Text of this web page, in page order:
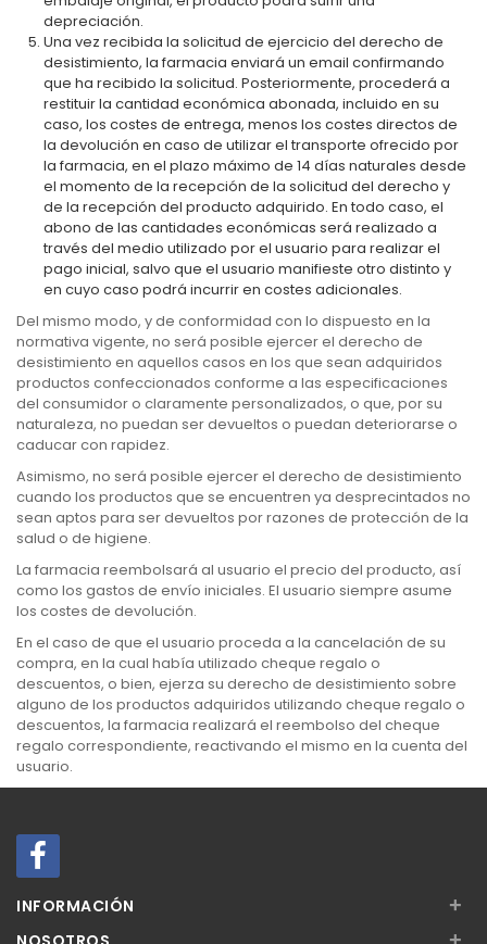
depreciación.
Una vez recibida la solicitud de ejercicio del derecho de
desistimiento, la farmacia enviará un email confirmando
que ha recibido la solicitud. Posteriormente, procederá a
restituir la cantidad económica abonada, incluido en su
caso, los costes de entrega, menos los costes directos de
la devolución en caso de utilizar el transporte ofrecido por
la farmacia, en el plazo máximo de 14 días naturales desde
el momento de la recepción de la solicitud del derecho y
de la recepción del producto adquirido. En todo caso, el
abono de las cantidades económicas será realizado a
través del medio utilizado por el usuario para realizar el
pago inicial, salvo que el usuario manifieste otro distinto y
en cuyo caso podrá incurrir en costes adicionales.
Del mismo modo, y de conformidad con lo dispuesto en la
normativa vigente, no será posible ejercer el derecho de
desistimiento en aquellos casos en los que sean adquiridos
productos confeccionados conforme a las especificaciones
del consumidor o claramente personalizados, o que, por su
naturaleza, no puedan ser devueltos o puedan deteriorarse o
caducar con rapidez.
Asimismo, no será posible ejercer el derecho de desistimiento
cuando los productos que se encuentren ya desprecintados no
sean aptos para ser devueltos por razones de protección de la
salud o de higiene.
La farmacia reembolsará al usuario el precio del producto, así
como los gastos de envío iniciales. El usuario siempre asume
los costes de devolución.
En el caso de que el usuario proceda a la cancelación de su
compra, en la cual había utilizado cheque regalo o
descuentos, o bien, ejerza su derecho de desistimiento sobre
alguno de los productos adquiridos utilizando cheque regalo o
descuentos, la farmacia realizará el reembolso del cheque
regalo correspondiente, reactivando el mismo en la cuenta del
usuario.
INFORMACIÓN +